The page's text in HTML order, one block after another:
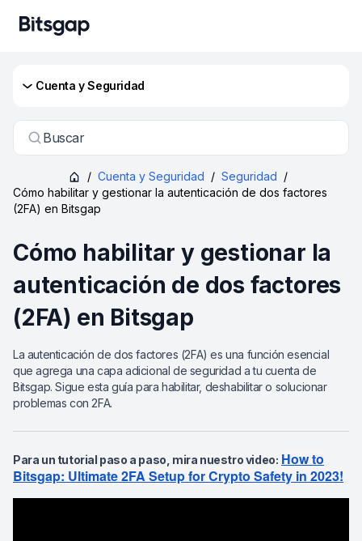
Cuenta y Seguridad
Buscar
/ Cuenta y Seguridad / Seguridad /
Cómo habilitar y gestionar la autenticación de dos factores
(2FA) en Bitsgap
Cómo habilitar y gestionar la
autenticación de dos factores
(2FA) en Bitsgap
La autenticación de dos factores (2FA) es una función esencial
que agrega una capa adicional de seguridad a tu cuenta de
Bitsgap. Sigue esta guía para habilitar, deshabilitar o solucionar
problemas con 2FA.
Para un tutorial paso a paso, mira nuestro video: How to
Bitsgap: Ultimate 2FA Setup for Crypto Safety in 2023!